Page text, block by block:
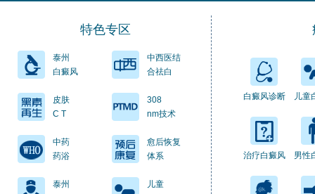
特色专区
泰州
白癜风
中西医结
合祛白
皮肤
C T
308
nm技术
中药
药浴
愈后恢复
体系
泰州
儿童
白癜风诊断 儿童
治疗白癜风 男性